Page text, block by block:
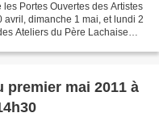
Portes Ouvertes des Artistes
dimanche 1 mai, et lundi 2
Ateliers du Père Lachaise
mai 2011 à